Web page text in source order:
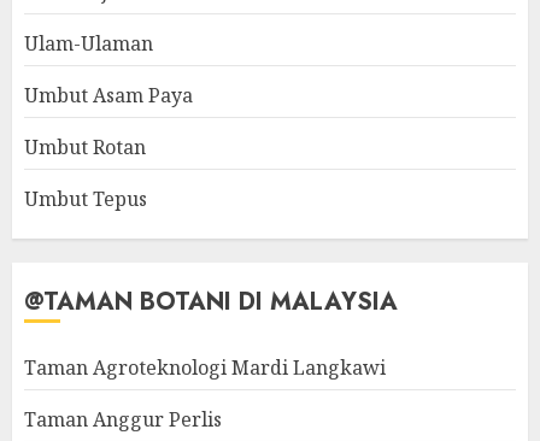
Ulam-Ulaman
Umbut Asam Paya
Umbut Rotan
Umbut Tepus
@TAMAN BOTANI DI MALAYSIA
Taman Agroteknologi Mardi Langkawi
Taman Anggur Perlis